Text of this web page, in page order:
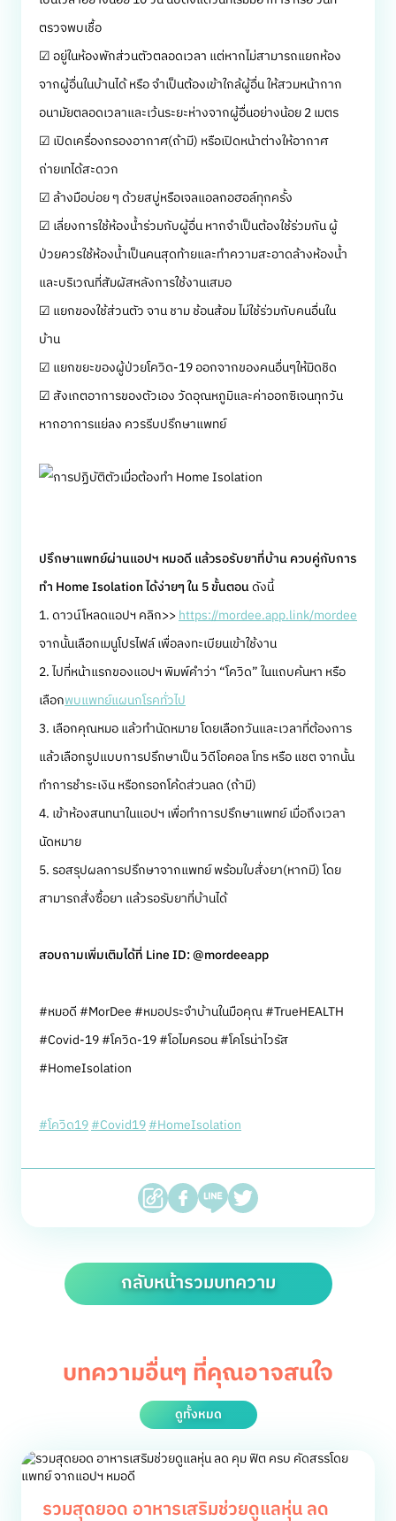
ตรวจพบเชื้อ
☑ อยู่ในห้องพักส่วนตัวตลอดเวลา แต่หากไม่สามารถแยกห้อง
จากผู้อื่นในบ้านได้ หรือ จำเป็นต้องเข้าใกล้ผู้อื่น ให้สวมหน้ากาก
อนามัยตลอดเวลาและเว้นระยะห่างจากผู้อื่นอย่างน้อย 2 เมตร
☑ เปิดเครื่องกรองอากาศ(ถ้ามี) หรือเปิดหน้าต่างให้อากาศ
ถ่ายเทได้สะดวก
☑ ล้างมือบ่อย ๆ ด้วยสบู่หรือเจลแอลกอฮอล์ทุกครั้ง
☑ เลี่ยงการใช้ห้องน้ำร่วมกับผู้อื่น หากจำเป็นต้องใช้ร่วมกัน ผู้
ป่วยควรใช้ห้องน้ำเป็นคนสุดท้ายและทำความสะอาดล้างห้องน้ำ
และบริเวณที่สัมผัสหลังการใช้งานเสมอ
☑ แยกของใช้ส่วนตัว จาน ชาม ช้อนส้อม ไม่ใช้ร่วมกับคนอื่นใน
บ้าน
☑ แยกขยะของผู้ป่วยโควิด-19 ออกจากของคนอื่นๆให้มิดชิด
☑ สังเกตอาการของตัวเอง วัดอุณหภูมิและค่าออกซิเจนทุกวัน
หากอาการแย่ลง ควรรีบปรึกษาแพทย์
ปรึกษาแพทย์ผ่านแอปฯ หมอดี แล้วรอรับยาที่บ้าน ควบคู่กับการ
ทำ Home Isolation ได้ง่ายๆ ใน 5 ขั้นตอนดังนี้
1. ดาวน์โหลดแอปฯ คลิก>>https://mordee.app.link/mordee
จากนั้นเลือกเมนูโปรไฟล์ เพื่อลงทะเบียนเข้าใช้งาน
2. ไปที่หน้าแรกของแอปฯ พิมพ์คำว่า “โควิด” ในแถบค้นหา หรือ
เลือกพบแพทย์แผนกโรคทั่วไป
3. เลือกคุณหมอ แล้วทำนัดหมาย โดยเลือกวันและเวลาที่ต้องการ
แล้วเลือกรูปแบบการปรึกษาเป็น วิดีโอคอล โทร หรือ แชต จากนั้น
ทำการชำระเงิน หรือกรอกโค้ดส่วนลด (ถ้ามี)
4. เข้าห้องสนทนาในแอปฯ เพื่อทำการปรึกษาแพทย์ เมื่อถึงเวลา
นัดหมาย
5. รอสรุปผลการปรึกษาจากแพทย์ พร้อมใบสั่งยา(หากมี) โดย
สามารถสั่งซื้อยา แล้วรอรับยาที่บ้านได้
สอบถามเพิ่มเติมได้ที่ Line ID: @mordeeapp
#หมอดี #MorDee #หมอประจำบ้านในมือคุณ #TrueHEALTH
#Covid-19 #โควิด-19 #โอไมครอน #โคโรน่าไวรัส
#HomeIsolation
#โควิด19#Covid19#HomeIsolation
กลับหน้ารวมบทความ
บทความอื่นๆ ที่คุณอาจสนใจ
ดูทั้งหมด
รวมสุดยอด อาหารเสริมช่วยดูแลหุ่น ลด